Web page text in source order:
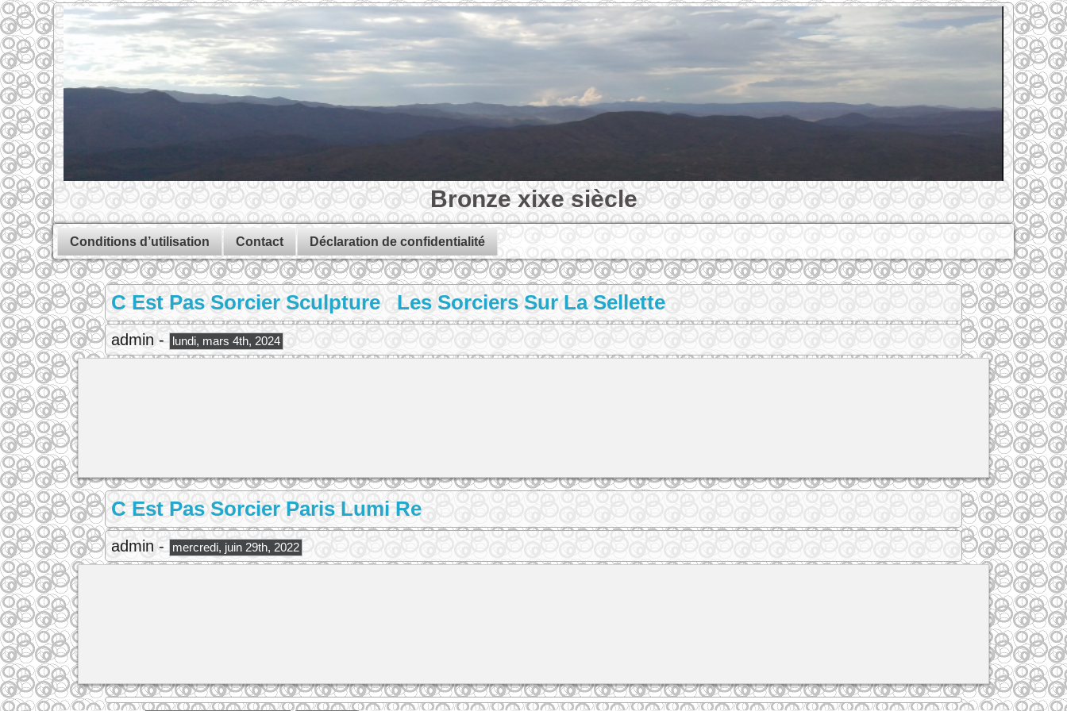
Bronze xixe siècle
Conditions d’utilisation Contact Déclaration de confidentialité
C Est Pas Sorcier Sculpture Les Sorciers Sur La Sellette
admin - lundi, mars 4th, 2024
C Est Pas Sorcier Paris Lumi Re
admin - mercredi, juin 29th, 2022